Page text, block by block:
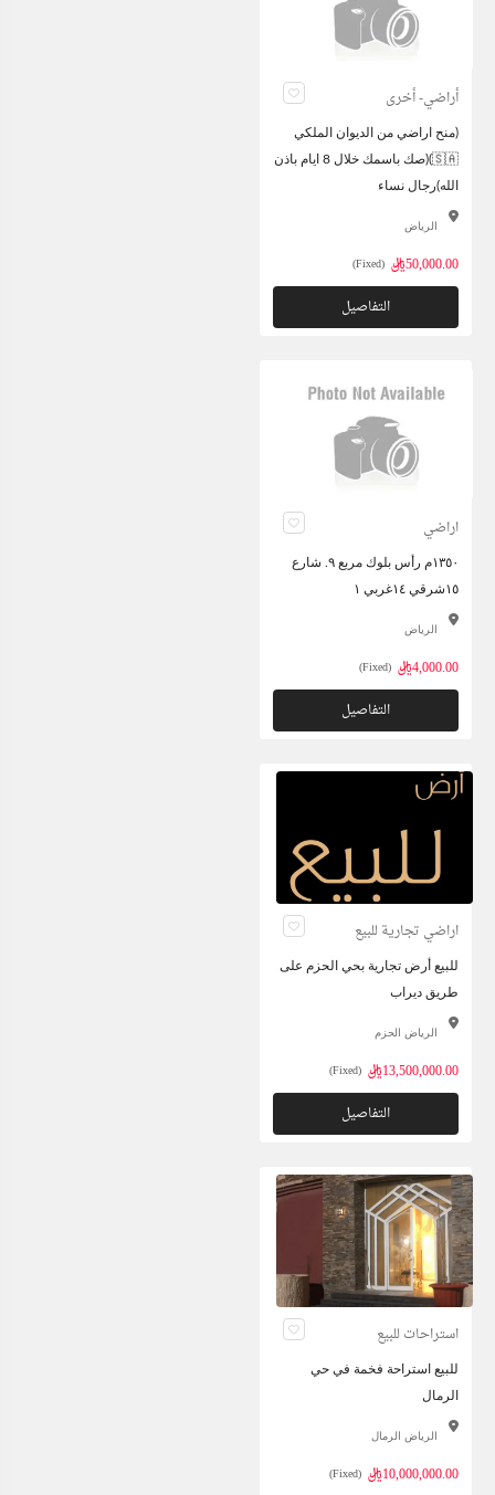
أراضي- أخرى
(منح اراضي من الديوان الملكي
🇸🇦)(صك باسمك خلال 8 ايام باذن
الله)رجال نساء
الرياض
50,000.00ريال (Fixed)
التفاصيل
اراضي
١٣٥٠م رأس بلوك مربع ٩. شارع
١٥شرقي ١٤غربي ١
الرياض
4,000.00ريال (Fixed)
التفاصيل
اراضي تجارية للبيع
للبيع أرض تجارية بحي الحزم على
طريق ديراب
الرياض الحزم
13,500,000.00ريال (Fixed)
التفاصيل
استراحات للبيع
للبيع استراحة فخمة في حي
الرمال
الرياض الرمال
10,000,000.00ريال (Fixed)